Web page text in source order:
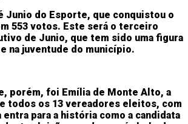
Junio do Esporte, que conquistou o
553 votos. Este será o terceiro
de Junio, que tem sido uma figura
na juventude do município.
porém, foi Emília de Monte Alto, a
todos os 13 vereadores eleitos, com
para a história como a candidata